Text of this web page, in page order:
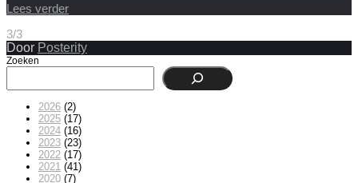
Lees verder
3/3
Door Posterity
Zoeken
2026 (2)
2025 (17)
2024 (16)
2023 (23)
2022 (17)
2021 (41)
2020 (7)